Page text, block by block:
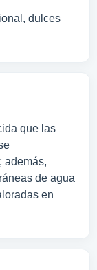
dulces
que las
además,
de agua
en